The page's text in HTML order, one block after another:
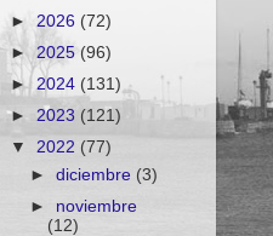
► 2026 (72)
► 2025 (96)
► 2024 (131)
► 2023 (121)
▼ 2022 (77)
►diciembre (3)
► noviembre
(12)